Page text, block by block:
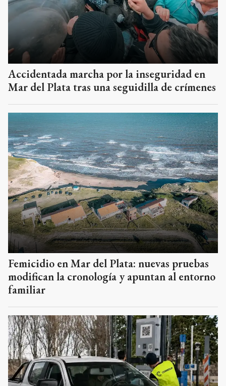
Accidentada marcha por la inseguridad en
Mar del Plata tras una seguidilla de crímenes
Femicidio en Mar del Plata: nuevas pruebas
modifican la cronología y apuntan al entorno
familiar